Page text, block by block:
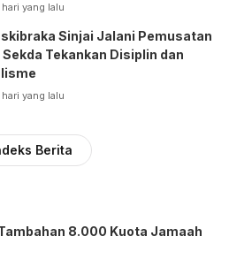
hari yang lalu
Sinjai Jalani Pemusatan
Tekankan Disiplin dan
hari yang lalu
Berita
8.000 Kuota Jamaah